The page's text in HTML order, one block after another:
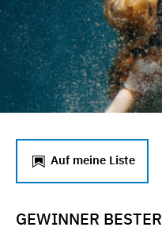
Auf meine Liste
GEWINNER